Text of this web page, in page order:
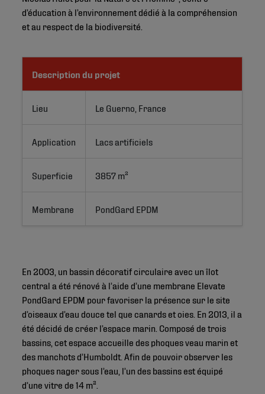
d’éducation à l’environnement dédié à la compréhension
et au respect de la biodiversité.
Description du projet
Lieu Le Guerno, France
Application Lacs artificiels
Superficie 3857 m²
Membrane PondGard EPDM
En 2003, un bassin décoratif circulaire avec un îlot
central a été rénové à l’aide d’une membrane Elevate
PondGard EPDM pour favoriser la présence sur le site
d’oiseaux d’eau douce tel que canards et oies. En 2013, il a
été décidé de créer l’espace marin. Composé de trois
bassins, cet espace accueille des phoques veau marin et
des manchots d’Humboldt. Afin de pouvoir observer les
phoques nager sous l’eau, l’un des bassins est équipé
d’une vitre de 14 m².